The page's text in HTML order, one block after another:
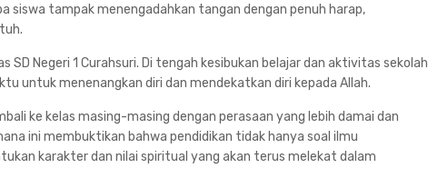
siswa tampak menengadahkan tangan dengan penuh harap,
SD Negeri 1 Curahsuri. Di tengah kesibukan belajar dan aktivitas sekolah
untuk menenangkan diri dan mendekatkan diri kepada Allah.
ke kelas masing-masing dengan perasaan yang lebih damai dan
ini membuktikan bahwa pendidikan tidak hanya soal ilmu
karakter dan nilai spiritual yang akan terus melekat dalam